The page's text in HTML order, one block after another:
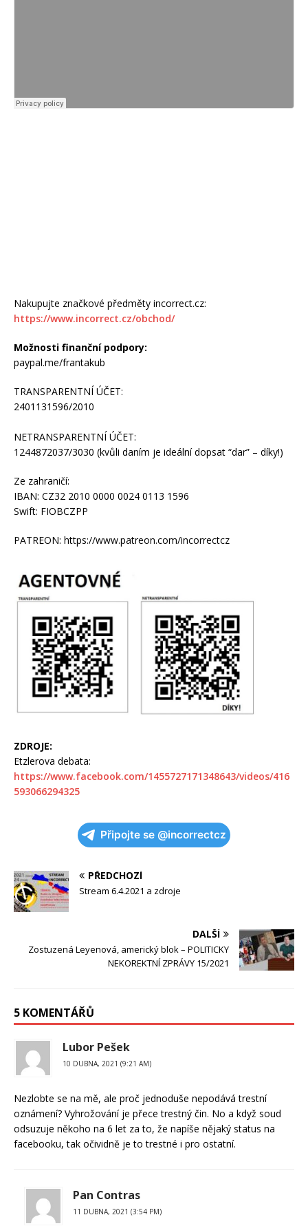
Nakupujte značkové předměty incorrect.cz:
https://www.incorrect.cz/obchod/
Možnosti finanční podpory:
paypal.me/frantakub
TRANSPARENTNÍ ÚČET:
2401131596/2010
NETRANSPARENTNÍ ÚČET:
1244872037/3030 (kvůli daním je ideální dopsat “dar” – díky!)
Ze zahraničí:
IBAN: CZ32 2010 0000 0024 0113 1596
Swift: FIOBCZPP
PATREON: https://www.patreon.com/incorrectcz
ZDROJE:
Etzlerova debata:
https://www.facebook.com/1455727171348643/videos/416
593066294325
Připojte se @incorrectcz
PŘEDCHOZÍ
Stream 6.4.2021 a zdroje
DALŠÍ
Zostuzená Leyenová, americký blok – POLITICKY
NEKOREKTNÍ ZPRÁVY 15/2021
5 KOMENTÁŘŮ
Lubor Pešek
10 DUBNA, 2021 (9:21 AM)
Nezlobte se na mě, ale proč jednoduše nepodává trestní
oznámení? Vyhrožování je přece trestný čin. No a když soud
odsuzuje někoho na 6 let za to, že napíše nějaký status na
facebooku, tak očividně je to trestné i pro ostatní.
Pan Contras
11 DUBNA, 2021 (3:54 PM)